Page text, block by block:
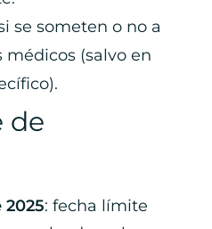
se someten o no a
(salvo en
de
: fecha límite